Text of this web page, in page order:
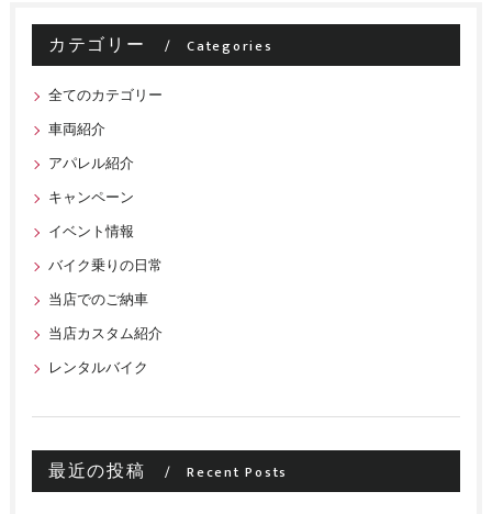
カテゴリー Categories
全てのカテゴリー
車両紹介
アパレル紹介
キャンペーン
イベント情報
バイク乗りの日常
当店でのご納車
当店カスタム紹介
レンタルバイク
最近の投稿 Recent Posts